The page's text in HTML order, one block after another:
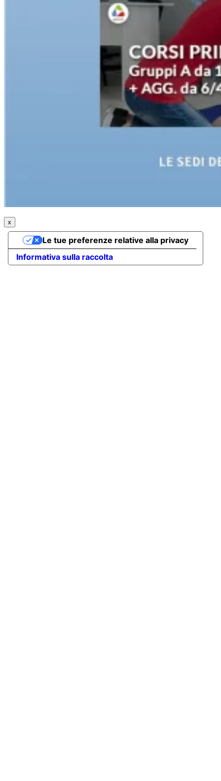
x
Informativa sulla raccolta
Le tue preferenze relative alla privacy